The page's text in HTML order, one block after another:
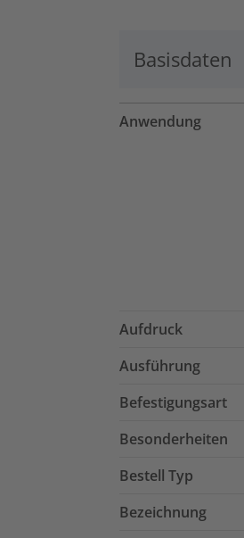
Basisdaten
Anwendung
Aufdruck
Ausführung
Befestigungsart
Besonderheiten
Bestell Typ
Bezeichnung